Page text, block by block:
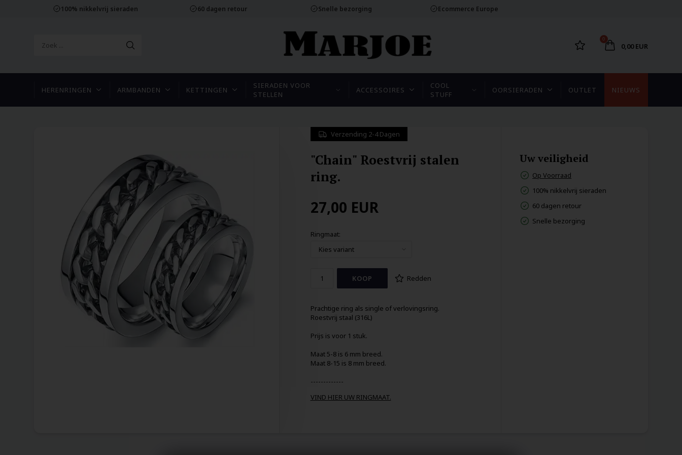
100% nikkelvrij sieraden 60 dagen retour Snelle bezorging Ecommerce Europe
0
0,00 EUR
HERENRINGEN ARMBANDEN KETTINGEN
SIERADEN VOOR
STELLEN
ACCESSOIRES
COOL
STUFF
OORSIERADEN OUTLET NIEUWS
Verzending 2-4 Dagen
"Chain" Roestvrij stalen
ring.
27,00 EUR
Ringmaat:
Redden
Prachtige ring als single of verlovingsring.
Roestvrij staal (316L)
Prijs is voor 1 stuk.
Maat 5-8 is 6 mm breed.
Maat 8-15 is 8 mm breed.
-------------
VIND HIER UW RINGMAAT.
Uw veiligheid
Op Voorraad
100% nikkelvrij sieraden
60 dagen retour
Snelle bezorging